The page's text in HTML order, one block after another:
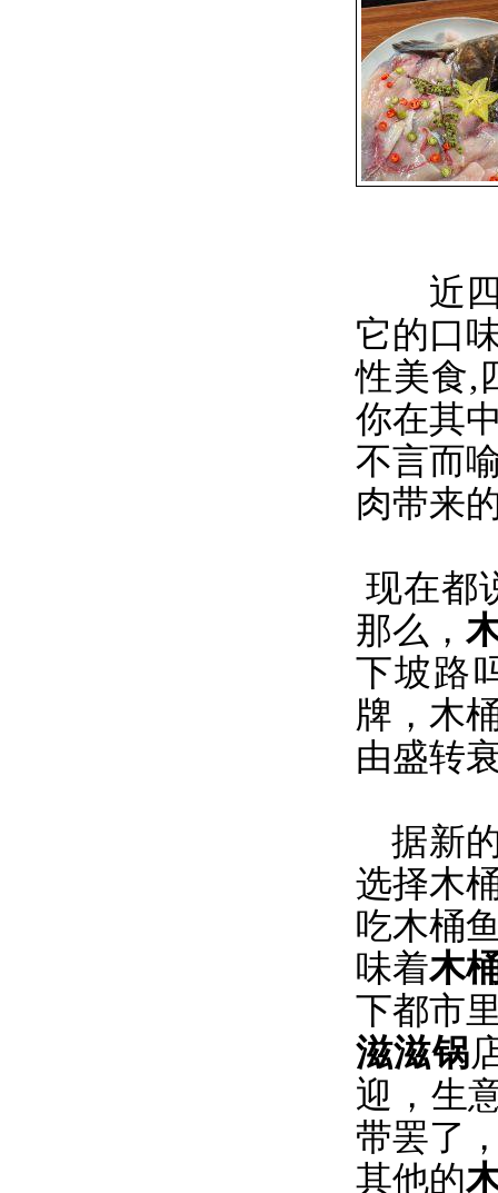
近四
它的口
性美食,
你在其
不言而
肉带来
现在都
那么，
下坡路
牌，木
由盛转
据新
选择木
吃木桶
味着木
下都市
滋滋锅
迎，生
带罢了
其他的